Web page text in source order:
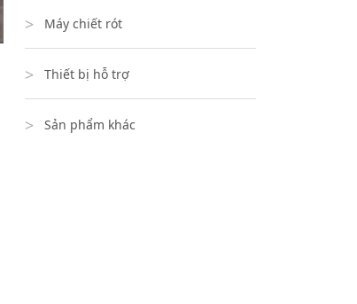
Máy chiết rót
Thiết bị hỗ trợ
Sản phẩm khác